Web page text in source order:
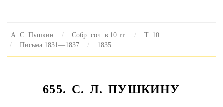
А. С. Пушкин Собр. соч. в 10 тт.
Т. 10
Письма 1831—1837
1835
655. С. Л. ПУШКИНУ